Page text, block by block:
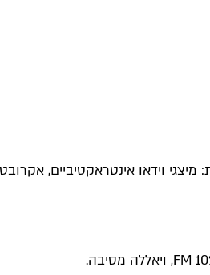
וידאו אינטראקטיביים,